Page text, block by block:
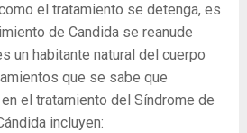
el tratamiento se detenga, es
de Candida se reanude
un habitante natural del cuerpo
que se sabe que
el tratamiento del Síndrome de
incluyen: